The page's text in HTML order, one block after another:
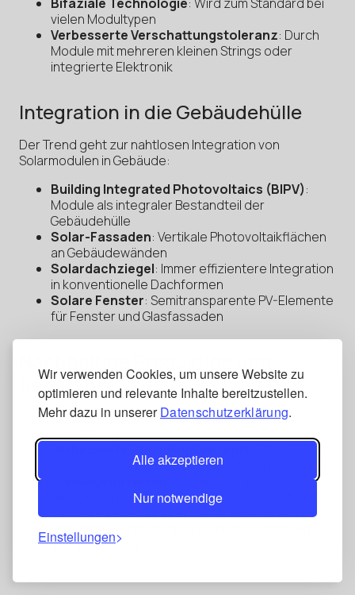
Wir verwenden Cookies, um unsere Website zu
optimieren und relevante Inhalte bereitzustellen.
Mehr dazu in unsererDatenschutzerklärung.
Alle akzeptieren
Nur notwendige
Einstellungen
vielen Modultypen
Verbesserte Verschattungstoleranz: Durch
Module mit mehreren kleinen Strings oder
integrierte Elektronik
Integration in die Gebäudehülle
Der Trend geht zur nahtlosen Integration von
Solarmodulen in Gebäude:
Building Integrated Photovoltaics (BIPV):
Module als integraler Bestandteil der
Gebäudehülle
Solar-Fassaden: Vertikale Photovoltaikflächen
an Gebäudewänden
Solardachziegel: Immer effizientere Integration
in konventionelle Dachformen
Solare Fenster: Semitransparente PV-Elemente
für Fenster und Glasfassaden
Recycling
Reduzierter Energieeinsatzbei der
Herstellung
: Bis zu 95%
der Materialien können wiederverwertet werden
: Entwicklung von Modulen,
die von Anfang an für Recycling konzipiert sind
Längere Lebensdauer: Neue Materialien und
Verkapselungstechniken für Nutzungsdauern
von 40+ Jahren